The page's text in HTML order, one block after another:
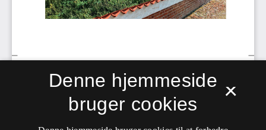
×
Denne hjemmeside
bruger cookies